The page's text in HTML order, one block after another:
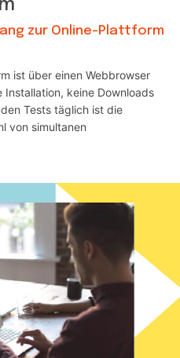
zur Online-Plattform
ist über einen Webbrowser
keine Downloads
Tests täglich ist die
von simultanen